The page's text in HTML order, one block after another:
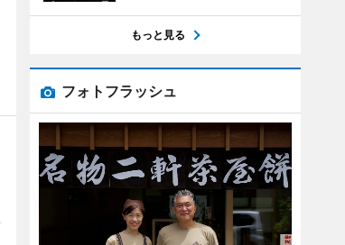
もっと見る
フォトフラッシュ